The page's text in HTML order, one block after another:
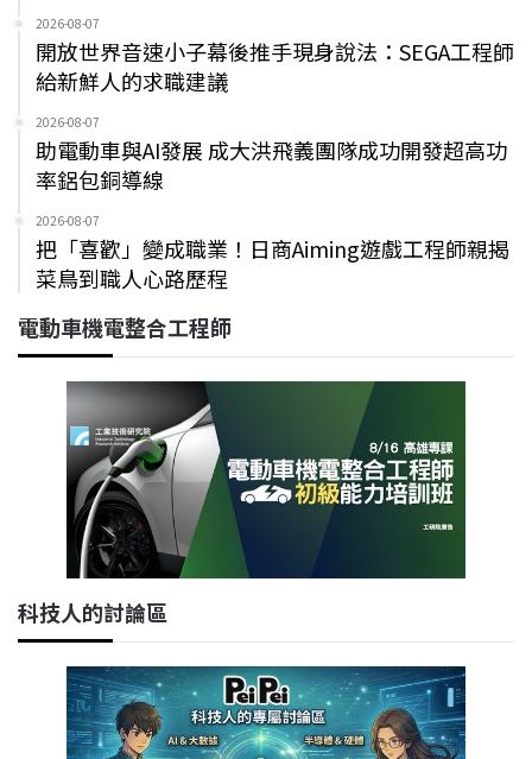
2026-08-07
開放世界音速小子幕後推手現身說法：SEGA工程師
給新鮮人的求職建議
2026-08-07
助電動車與AI發展 成大洪飛義團隊成功開發超高功
率鋁包銅導線
2026-08-07
把「喜歡」變成職業！日商Aiming遊戲工程師親揭
菜鳥到職人心路歷程
電動車機電整合工程師
科技人的討論區